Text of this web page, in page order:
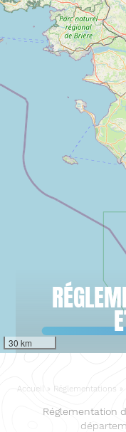
30 km
Accueil » Réglementations »
Réglementation